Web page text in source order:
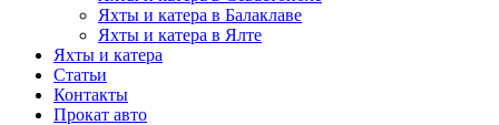
Яхты и катера в Балаклаве
Яхты и катера в Ялте
Яхты и катера
Статьи
Контакты
Прокат авто